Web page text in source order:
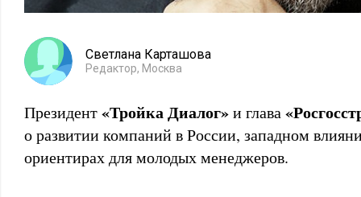
Светлана Карташова
Редактор, Москва
Президент«Тройка Диалог»и глава
о развитии компаний в России, западном
ориентирах для молодых менеджеров.